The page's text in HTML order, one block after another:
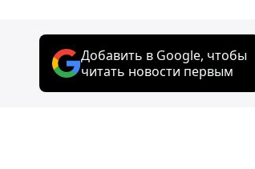
Добавить в Google, чтобы
читать новости первым